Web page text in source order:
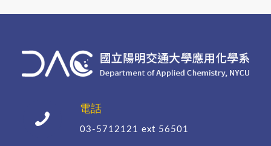
電話
03-5712121 ext 56501